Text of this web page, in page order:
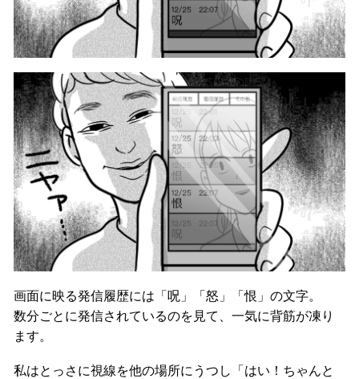
画面に映る発信履歴には「呪」「怒」「恨」の文字。
数分ごとに発信されているのを見て、一気に背筋が凍り
ます。
私はとっさに視線を他の場所にうつし「はい！ちゃんと